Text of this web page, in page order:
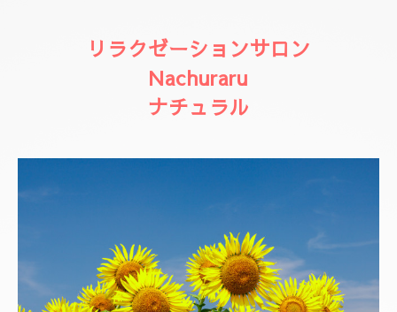
リラクゼーションサロン
Nachuraru
ナチュラル